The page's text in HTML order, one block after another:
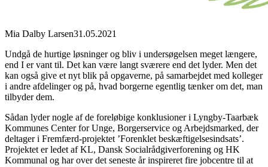
Mia Dalby Larsen31.05.2021
Undgå de hurtige løsninger og bliv i undersøgelsen meget længere,
end I er vant til. Det kan være langt sværere end det lyder. Men det
kan også give et nyt blik på opgaverne, på samarbejdet med kolleger
i andre afdelinger og på, hvad borgerne egentlig tænker om det, man
tilbyder dem.
Sådan lyder nogle af de foreløbige konklusioner i Lyngby-Taarbæk
Kommunes Center for Unge, Borgerservice og Arbejdsmarked, der
deltager i Fremfærd-projektet ’Forenklet beskæftigelsesindsats’.
Projektet er ledet af KL, Dansk Socialrådgiverforening og HK
Kommunal og har over det seneste år inspireret fire jobcentre til at